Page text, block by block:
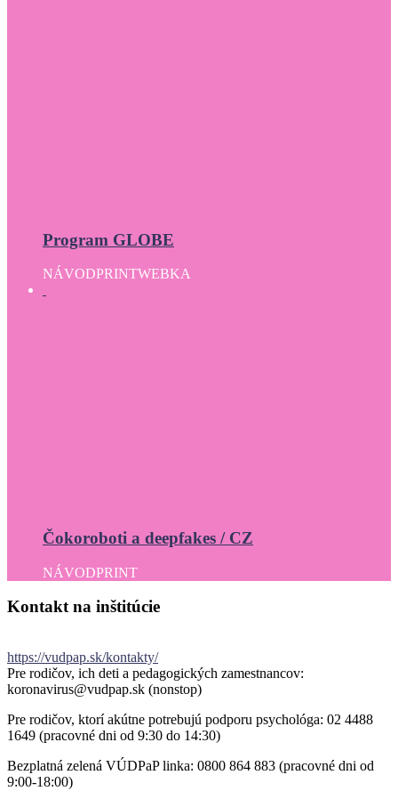
Program GLOBE
NÁVODPRINTWEBKA
Čokoroboti a deepfakes / CZ
NÁVODPRINT
Kontakt na inštitúcie
https://vudpap.sk/kontakty/
Pre rodičov, ich deti a pedagogických zamestnancov:
koronavirus@vudpap.sk (nonstop)
Pre rodičov, ktorí akútne potrebujú podporu psychológa: 02 4488
1649 (pracovné dni od 9:30 do 14:30)
Bezplatná zelená VÚDPaP linka: 0800 864 883 (pracovné dni od
9:00-18:00)